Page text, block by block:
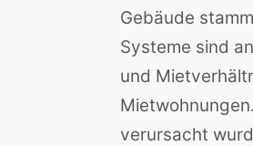
Gebäude
Systeme sind
und
verursacht